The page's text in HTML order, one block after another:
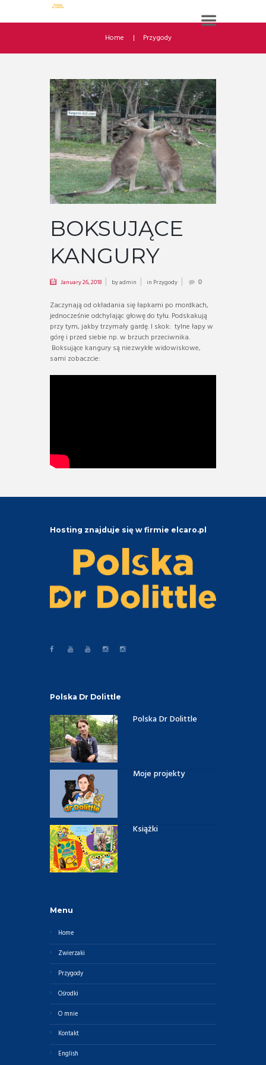
Home Przygody
BOKSUJĄCE
KANGURY
January 26, 2018 byadmin in Przygody 0
Zaczynają od okładania się łapkami po mordkach,
jednocześnie odchylając głowę do tyłu. Podskakują
przy tym, jakby trzymały gardę. I skok: tylne łapy w
górę i przed siebie np. w brzuch przeciwnika.
Boksujące kangury są niezwykłe widowiskowe,
sami zobaczcie:
Hosting znajduje się w firmie elcaro.pl
Polska Dr Dolittle
Polska Dr Dolittle
Moje projekty
Książki
Menu
Home
Zwierzaki
Przygody
Ośrodki
O mnie
Kontakt
English